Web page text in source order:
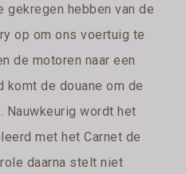
gekregen hebben van de
op om ons voertuig te
de motoren naar een
komt de douane om de
Nauwkeurig wordt het
met het Carnet de
daarna stelt niet